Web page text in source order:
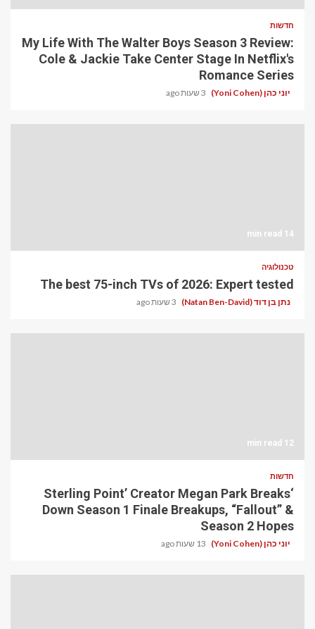
חדשות
My Life With The Walter Boys Season 3 Review:
Cole & Jackie Take Center Stage In Netflix's
Romance Series
יוני כהן (Yoni Cohen) 3 שעות ago
14 min read
טכנולוגיה
The best 75-inch TVs of 2026: Expert tested
נתן בן דוד (Natan Ben-David) 3 שעות ago
12 min read
חדשות
‘Sterling Point’ Creator Megan Park Breaks
Down Season 1 Finale Breakups, “Fallout” &
Season 2 Hopes
יוני כהן (Yoni Cohen) 13 שעות ago